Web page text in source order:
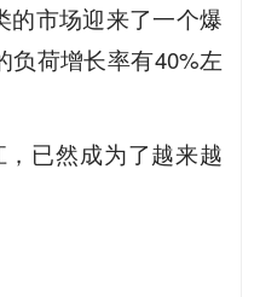
的市场迎来了一个爆
负荷增长率有40%左
已然成为了越来越